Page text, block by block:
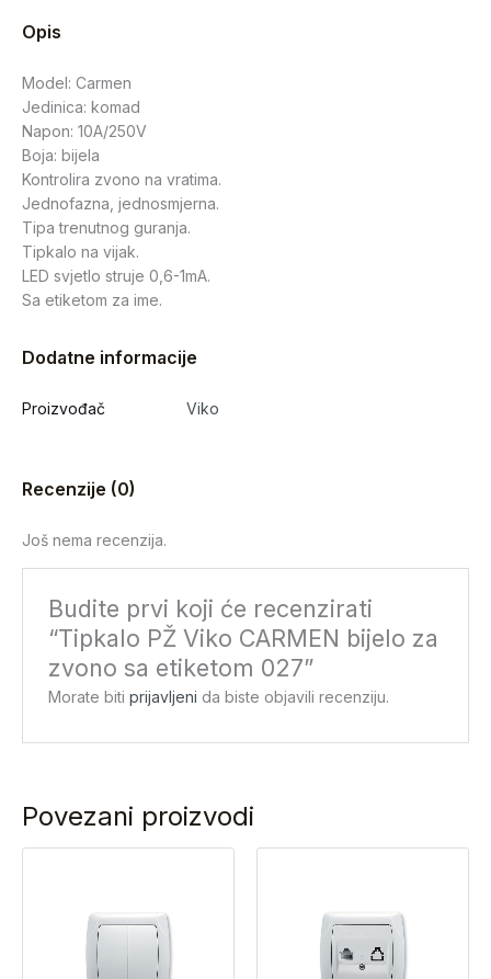
Opis
Model: Carmen
Jedinica: komad
Napon: 10A/250V
Boja: bijela
Kontrolira zvono na vratima.
Jednofazna, jednosmjerna.
Tipa trenutnog guranja.
Tipkalo na vijak.
LED svjetlo struje 0,6-1mA.
Sa etiketom za ime.
Dodatne informacije
Proizvođač Viko
Recenzije (0)
Još nema recenzija.
Budite prvi koji će recenzirati
“Tipkalo PŽ Viko CARMEN bijelo za
zvono sa etiketom 027”
Morate bitiprijavljeni da biste objavili recenziju.
Povezani proizvodi